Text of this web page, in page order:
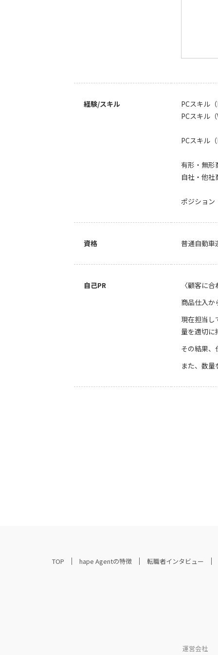
経験/スキル
PCスキル
PCスキル
PCスキル
有形・無形
自社・他社
ポジション
資格 普通自動車
自己PR
〈顧客に
商品仕入か
現在担当し
量を適切に
その結果、
また、数
TOP hape Agentの特徴 転職者インタビュー
運営会社